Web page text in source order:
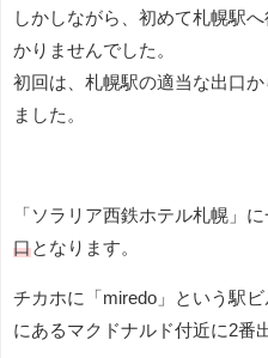
しかしながら、初めて札幌駅
かりませんでした。
初回は、札幌駅の適当な出口
ました。
「ソラリア西鉄ホテル札幌」に
口となります。
チカホに「miredo」という駅
にあるマクドナルド付近に2番